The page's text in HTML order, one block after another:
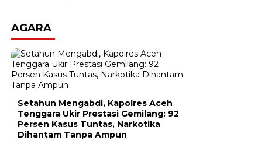
AGARA
Setahun Mengabdi, Kapolres Aceh
Tenggara Ukir Prestasi Gemilang: 92
Persen Kasus Tuntas, Narkotika
Dihantam Tanpa Ampun